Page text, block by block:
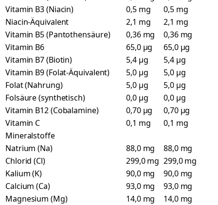
Vitamin B3 (Niacin)
0,5 mg
0,5 mg
Niacin-Äquivalent
2,1 mg
2,1 mg
Vitamin B5 (Pantothensäure)
0,36 mg
0,36 mg
Vitamin B6
65,0 µg
65,0 µg
Vitamin B7 (Biotin)
5,4 µg
5,4 µg
Vitamin B9 (Folat-Äquivalent)
5,0 µg
5,0 µg
Folat (Nahrung)
5,0 µg
5,0 µg
Folsäure (synthetisch)
0,0 µg
0,0 µg
Vitamin B12 (Cobalamine)
0,70 µg
0,70 µg
Vitamin C
0,1 mg
0,1 mg
Mineralstoffe
Natrium (Na)
88,0 mg
88,0 mg
Chlorid (Cl)
299,0 mg 299,0 mg
Kalium (K)
90,0 mg
90,0 mg
Calcium (Ca)
93,0 mg
93,0 mg
Magnesium (Mg)
14,0 mg
14,0 mg